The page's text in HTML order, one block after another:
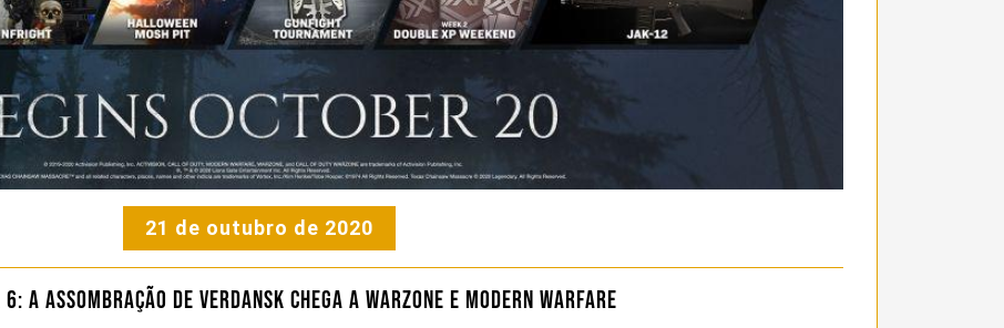
21 de outubro de 2020
6: A Assombração de Verdansk chega a Warzone e Modern Warfare